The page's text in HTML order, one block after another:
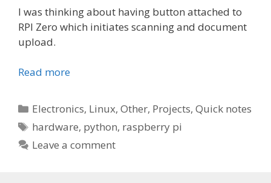
I was thinking about having button attached to
RPI Zero which initiates scanning and document
upload.
Read more
Categories
Electronics, Linux,Other, Projects,Quick notes
Tags
hardware, python, raspberry pi
Leave a comment